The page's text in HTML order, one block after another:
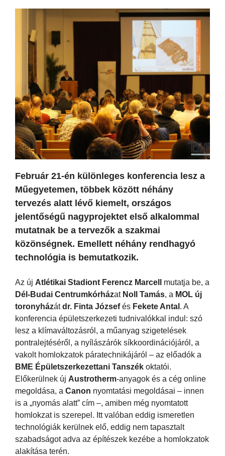
Február 21-én különleges konferencia lesz a
Műegyetemen, többek között néhány
tervezés alatt lévő kiemelt, országos
jelentőségű nagyprojektet első alkalommal
mutatnak be a tervezők a szakmai
közönségnek. Emellett néhány rendhagyó
technológia is bemutatkozik.
Az új Atlétikai Stadiont Ferencz Marcell
mutatja be, a
Dél-Budai Centrumkórházat Noll Tamás, a MOL új
toronyházátdr. Finta Józsefés Fekete Antal . A
konferencia épületszerkezeti tudnivalókkal indul: szó
lesz a klímaváltozásról, a műanyag szigetelések
pontralejtéséről, a nyílászárók síkkoordinációjáról, a
vakolt homlokzatok páratechnikájáról – az előadók a
BME Épületszerkezettani Tanszék oktatói.
Előkerülnek új Austrotherm-anyagok és a cég online
megoldása, a Canon nyomtatási megoldásai – innen
is a „nyomás alatt” cím –, amiben még nyomtatott
homlokzat is szerepel. Itt valóban eddig ismeretlen
technológiák kerülnek elő, eddig nem tapasztalt
szabadságot adva az építészek kezébe a homlokzatok
alakítása terén.